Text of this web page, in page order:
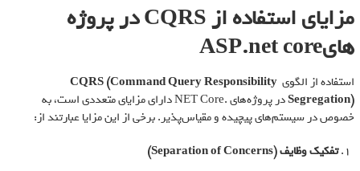
مزایای استفاده از CQRS در پروژه
هایASP.net core
استفاده از الگوی CQRS (Command Query Responsibility
Segregation)
در پروژه‌های .NET Core دارای مزایای متعددی است، به
خصوص در سیستم‌های پیچیده و مقیاس‌پذیر. برخی از این مزایا عبارتند از:
تفکیک وظایف(Separation of Concerns)